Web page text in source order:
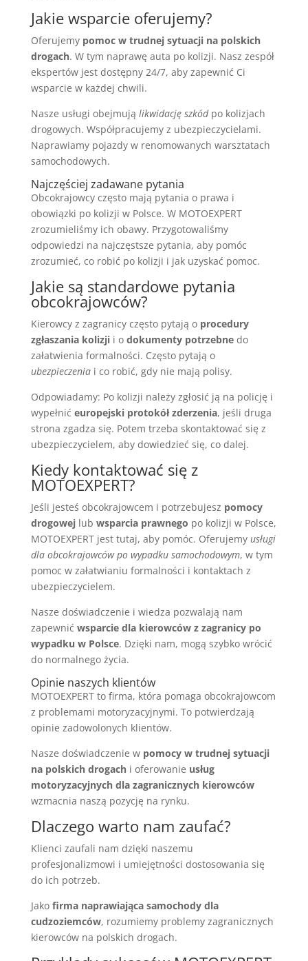
Jakie wsparcie oferujemy?
Oferujemy pomoc w trudnej sytuacji na polskich
drogach. W tym naprawę auta po kolizji. Nasz zespół
ekspertów jest dostępny 24/7, aby zapewnić Ci
wsparcie w każdej chwili.
Nasze usługi obejmują likwidację szkódpo kolizjach
drogowych. Współpracujemy z ubezpieczycielami.
Naprawiamy pojazdy w renomowanych warsztatach
samochodowych.
Najczęściej zadawane pytania
Obcokrajowcy często mają pytania o prawa i
obowiązki po kolizji w Polsce. W MOTOEXPERT
zrozumieliśmy ich obawy. Przygotowaliśmy
odpowiedzi na najczęstsze pytania, aby pomóc
zrozumieć, co robić po kolizji i jak uzyskać pomoc.
Jakie są standardowe pytania
obcokrajowców?
Kierowcy z zagranicy często pytają o procedury
zgłaszania kolizjii o dokumenty potrzebnedo
załatwienia formalności. Często pytają o
ubezpieczeniai co robić, gdy nie mają polisy.
Odpowiadamy: Po kolizji należy zgłosić ją na policję i
wypełnić europejski protokół zderzenia, jeśli druga
strona zgadza się. Potem trzeba skontaktować się z
ubezpieczycielem, aby dowiedzieć się, co dalej.
Kiedy kontaktować się z
MOTOEXPERT?
Jeśli jesteś obcokrajowcem i potrzebujesz pomocy
drogowejlub wsparcia prawnego po kolizji w Polsce,
MOTOEXPERT jest tutaj, aby pomóc. Oferujemy usługi
dla obcokrajowców po wypadku samochodowym, w tym
pomoc w załatwianiu formalności i kontaktach z
ubezpieczycielem.
Nasze doświadczenie i wiedza pozwalają nam
zapewnić wsparcie dla kierowców z zagranicy po
wypadku w Polsce. Dzięki nam, mogą szybko wrócić
do normalnego życia.
Opinie naszych klientów
MOTOEXPERT to firma, która pomaga obcokrajowcom
z problemami motoryzacyjnymi. To potwierdzają
opinie zadowolonych klientów.
Nasze doświadczenie w pomocy w trudnej sytuacji
na polskich drogachi oferowanie usług
motoryzacyjnych dla zagranicznych kierowców
wzmacnia naszą pozycję na rynku.
Dlaczego warto nam zaufać?
Klienci zaufali nam dzięki naszemu
profesjonalizmowi i umiejętności dostosowania się
do ich potrzeb.
Jako firma naprawiająca samochody dla
cudzoziemców, rozumiemy problemy zagranicznych
kierowców na polskich drogach.